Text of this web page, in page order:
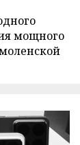
мощного